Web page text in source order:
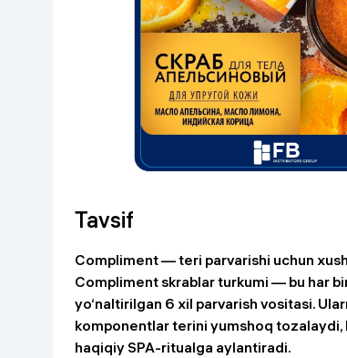
Go‘zallik va parvarish
O'yin uchun texnika
Qurilish va ta'mirlash
Zargarlik mahsulotlari
Tavsif
Compliment — teri parvarishi uchun
Compliment skrablar turkumi — bu har
yo‘naltirilgan 6 xil parvarish vositasi.
komponentlar terini yumshoq
haqiqiy SPA-ritualga aylantiradi.